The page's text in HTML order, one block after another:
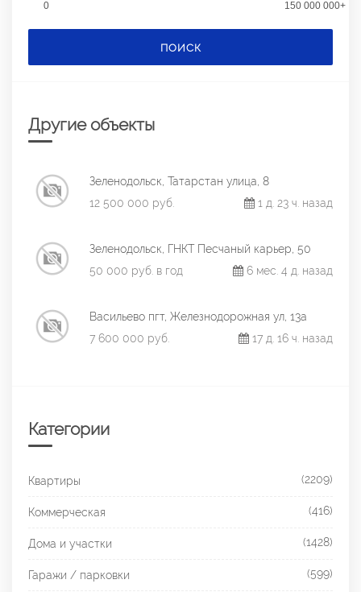
0 150 000 000+
ПОИСК
Другие объекты
Зеленодольск, Татарстан улица, 8
12 500 000 руб.
1 д. 23 ч. назад
Зеленодольск, ГНКТ Песчаный карьер, 50
50 000 руб. в год
6 мес. 4 д. назад
Васильево пгт, Железнодорожная ул, 13а
7 600 000 руб.
17 д. 16 ч. назад
Категории
Квартиры (2209)
Коммерческая (416)
Дома и участки (1428)
Гаражи / парковки (599)